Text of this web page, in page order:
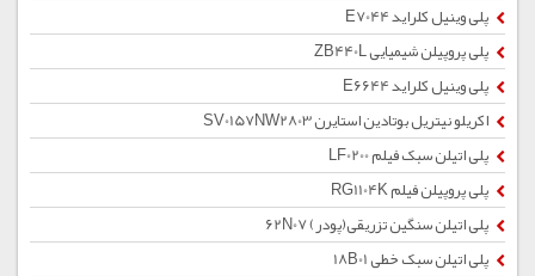
پلی وینیل کلراید E7044
پلی پروپیلن شیمیایی ZB440L
پلی وینیل کلراید E6644
اکریلو نیتریل بوتادین استایرن SV0157NW2803
پلی اتیلن سبک فیلم LF0200
پلی پروپیلن فیلم RG1104K
پلی اتیلن سنگین تزریقی(پودر) 62N07
پلی اتیلن سبک خطی 18B01